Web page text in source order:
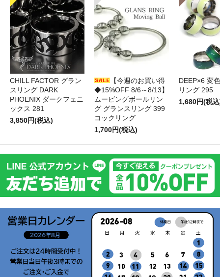
CHILL FACTOR グラン
スリング DARK
PHOENIX ダークフェニ
ックス 281
3,850円(税込)
【今週のお買い得
◆15%OFF 8/6～8/13】
ムービングボールリン
グ グランスリング 399
コックリング
1,700円(税込)
DEEP×6 変
リング 295
1,680円(税